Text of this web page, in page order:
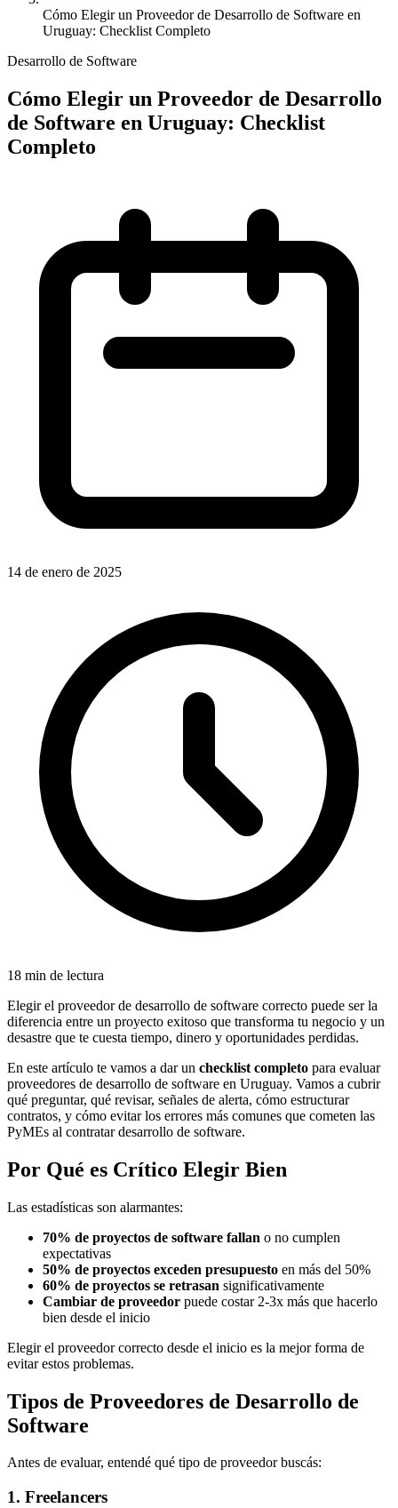
Cómo Elegir un Proveedor de Desarrollo de Software en
Uruguay: Checklist Completo
Desarrollo de Software
Cómo Elegir un Proveedor de Desarrollo
de Software en Uruguay: Checklist
Completo
14 de enero de 2025
18 min de lectura
Elegir el proveedor de desarrollo de software correcto puede ser la
diferencia entre un proyecto exitoso que transforma tu negocio y un
desastre que te cuesta tiempo, dinero y oportunidades perdidas.
En este artículo te vamos a dar un checklist completo para evaluar
proveedores de desarrollo de software en Uruguay. Vamos a cubrir
qué preguntar, qué revisar, señales de alerta, cómo estructurar
contratos, y cómo evitar los errores más comunes que cometen las
PyMEs al contratar desarrollo de software.
Por Qué es Crítico Elegir Bien
Las estadísticas son alarmantes:
70% de proyectos de software fallan o no cumplen
expectativas
50% de proyectos exceden presupuesto en más del 50%
60% de proyectos se retrasan significativamente
Cambiar de proveedor puede costar 2-3x más que hacerlo
bien desde el inicio
Elegir el proveedor correcto desde el inicio es la mejor forma de
evitar estos problemas.
Tipos de Proveedores de Desarrollo de
Software
Antes de evaluar, entendé qué tipo de proveedor buscás:
1. Freelancers